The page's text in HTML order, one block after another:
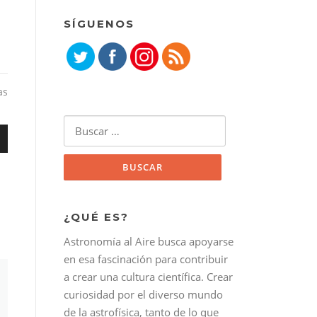
SÍGUENOS
Buscar:
¿QUÉ ES?
Astronomía al Aire busca apoyarse
en esa fascinación para contribuir
a crear una cultura científica. Crear
curiosidad por el diverso mundo
de la astrofísica, tanto de lo que